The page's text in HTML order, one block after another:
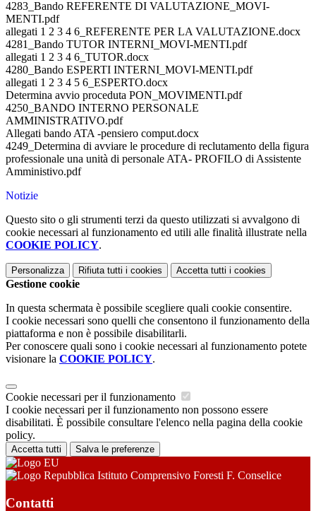
4283_Bando REFERENTE DI VALUTAZIONE_MOVI-
MENTI.pdf
allegati 1 2 3 4 6_REFERENTE PER LA VALUTAZIONE.docx
4281_Bando TUTOR INTERNI_MOVI-MENTI.pdf
allegati 1 2 3 4 6_TUTOR.docx
4280_Bando ESPERTI INTERNI_MOVI-MENTI.pdf
allegati 1 2 3 4 5 6_ESPERTO.docx
Determina avvio proceduta PON_MOVIMENTI.pdf
4250_BANDO INTERNO PERSONALE
AMMINISTRATIVO.pdf
Allegati bando ATA -pensiero comput.docx
4249_Determina di avviare le procedure di reclutamento della figura
professionale una unità di personale ATA- PROFILO di Assistente
Amministivo.pdf
Notizie
Questo sito o gli strumenti terzi da questo utilizzati si avvalgono di
cookie necessari al funzionamento ed utili alle finalità illustrate nella
COOKIE POLICY.
Personalizza Rifiuta tutti i cookies Accetta tutti i cookies
Gestione cookie
In questa schermata è possibile scegliere quali cookie consentire.
I cookie necessari sono quelli che consentono il funzionamento della
piattaforma e non è possibile disabilitarli.
Per conoscere quali sono i cookie necessari al funzionamento potete
visionare la COOKIE POLICY.
Cookie necessari per il funzionamento
I cookie necessari per il funzionamento non possono essere
disabilitati. È possibile consultare l'elenco nella pagina della cookie
policy.
Accetta tutti Salva le preferenze
Istituto Comprensivo Foresti F. Conselice
Contatti